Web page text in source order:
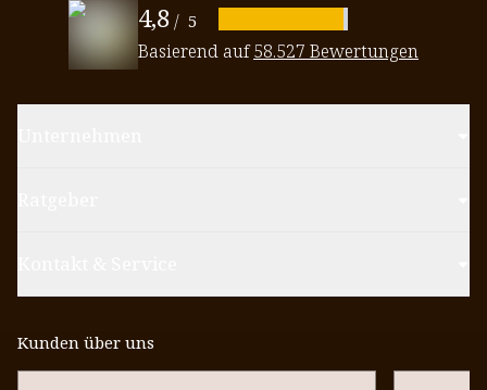
4,8/ 5
Basierend auf58.527 Bewertungen
Kunden über uns